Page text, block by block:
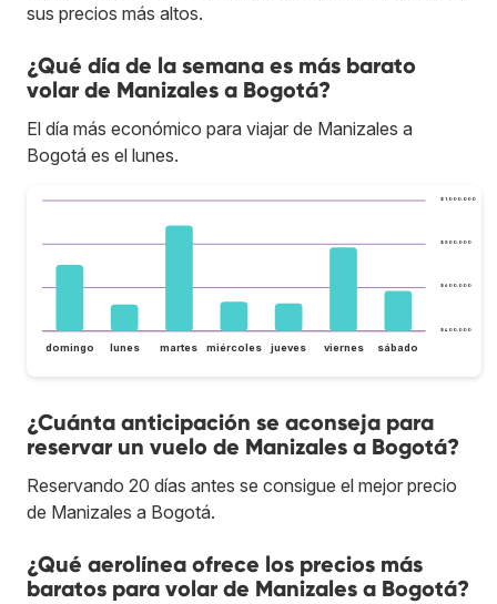
sus precios más altos.
¿Qué día de la semana es más barato
volar de Manizales a Bogotá?
El día más económico para viajar de Manizales a
Bogotá es el lunes.
$ 400.000
$ 600.000
$ 800.000
$ 1.000.000
domingo lunes martes miércoles jueves viernes sábado
¿Cuánta anticipación se aconseja para
reservar un vuelo de Manizales a Bogotá?
Reservando 20 días antes se consigue el mejor precio
de Manizales a Bogotá.
¿Qué aerolínea ofrece los precios más
baratos para volar de Manizales a Bogotá?